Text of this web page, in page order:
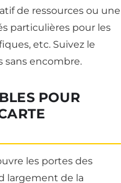
de ressources ou une
particulières pour les
etc. Suivez le
sans encombre.
POUR
les portes des
largement de la